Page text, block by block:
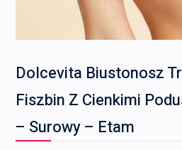
Dolcevita Biustonosz
Fiszbin Z Cienkimi
– Surowy – Etam